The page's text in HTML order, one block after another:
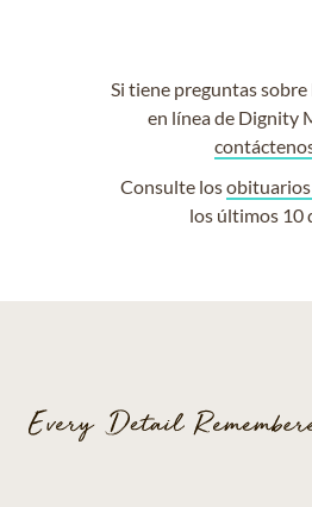
Si tiene preguntas
en línea de Dignity
Consulte los
los últimos 10